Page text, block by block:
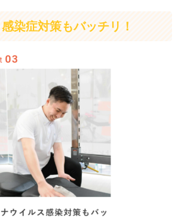
染症対策もバッチリ！